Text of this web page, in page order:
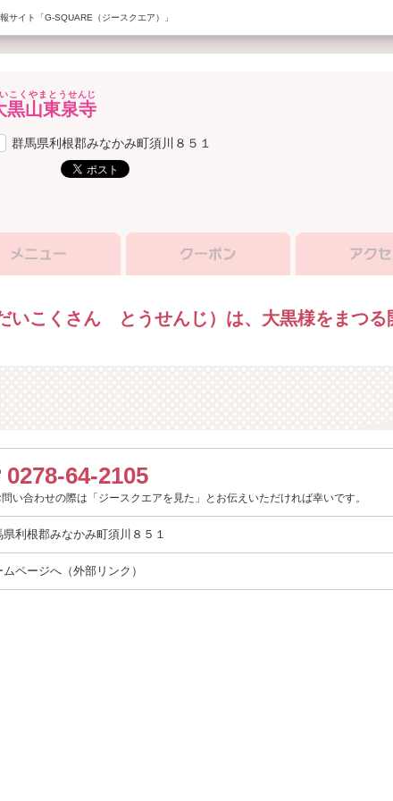
サイト「G-SQUARE（ジースクエア）」
黒山東泉寺
こくやまとうせんじ
群馬県利根郡みなかみ町須川８５１
いこくさん とうせんじ）は、大黒様をまつる
0278-64-2105
い合わせの際は「ジースクエアを見た」とお伝えいただければ幸いです。
県利根郡みなかみ町須川８５１
ムページへ （外部リンク）